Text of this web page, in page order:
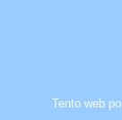
Tento web